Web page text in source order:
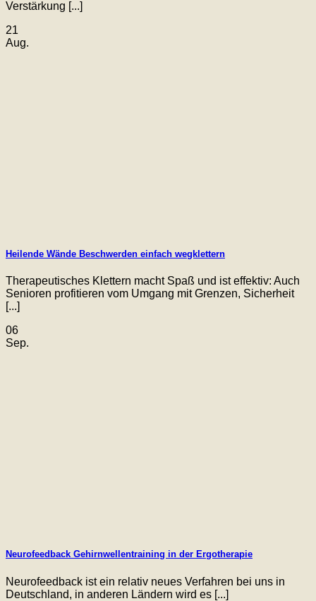
Verstärkung [...]
21
Aug.
Heilende Wände Beschwerden einfach wegklettern
Therapeutisches Klettern macht Spaß und ist effektiv: Auch
Senioren profitieren vom Umgang mit Grenzen, Sicherheit
[...]
06
Sep.
Neurofeedback Gehirnwellentraining in der Ergotherapie
Neurofeedback ist ein relativ neues Verfahren bei uns in
Deutschland, in anderen Ländern wird es [...]